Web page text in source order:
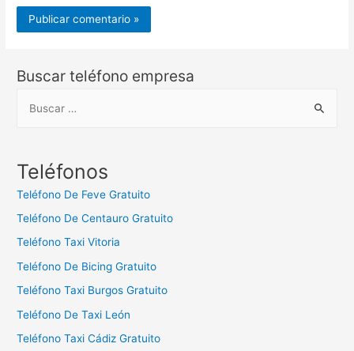
Buscar teléfono empresa
c
:
Teléfonos
Teléfono De Feve Gratuito
Teléfono De Centauro Gratuito
Teléfono Taxi Vitoria
Teléfono De Bicing Gratuito
Teléfono Taxi Burgos Gratuito
Teléfono De Taxi León
Teléfono Taxi Cádiz Gratuito